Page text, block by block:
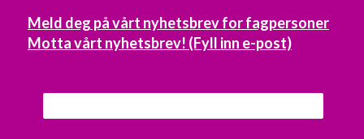
Meld deg på vårt nyhetsbrev for fagpersoner
Motta vårt nyhetsbrev! (Fyll inn e-post)